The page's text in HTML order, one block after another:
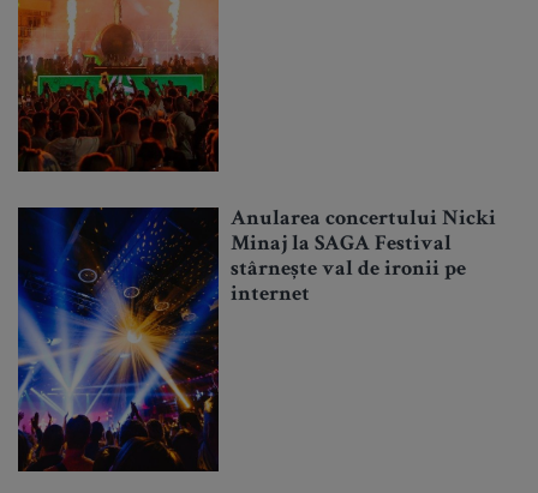
Anularea concertului Nicki
Minaj la SAGA Festival
stârnește val de ironii pe
internet